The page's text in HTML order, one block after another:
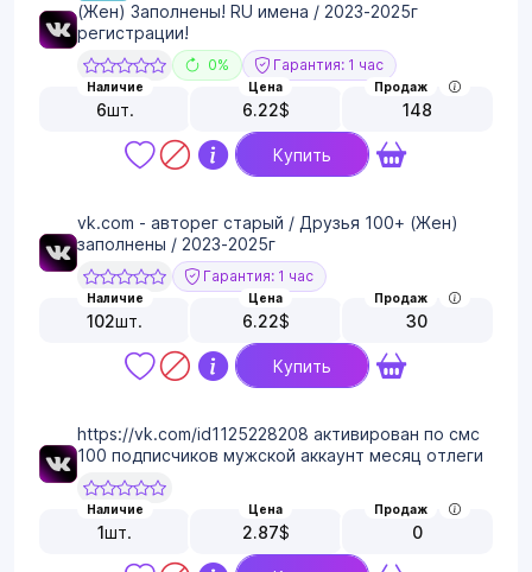
(Жен) Заполнены! RU имена / 2023-2025г
регистрации!
0% Гарантия: 1 час
Наличие
6шт.
Цена
6.22$
Продаж
148
Купить
vk.com - авторег старый / Друзья 100+ (Жен)
заполнены / 2023-2025г
Гарантия: 1 час
Наличие
102шт.
Цена
6.22$
Продаж
30
Купить
https://vk.com/id1125228208 активирован по смс
100 подписчиков мужской аккаунт месяц отлеги
Наличие
1шт.
Цена
2.87$
Продаж
0